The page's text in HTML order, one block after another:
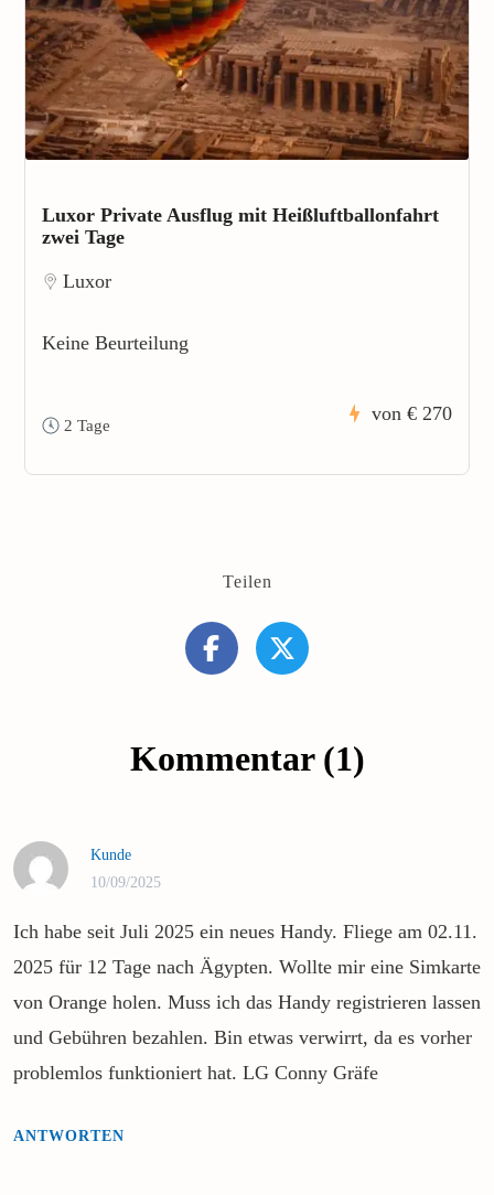
Luxor Private Ausflug mit Heißluftballonfahrt
zwei Tage
Luxor
Keine Beurteilung
2 Tage
von € 270
Teilen
Kommentar (1)
Kunde
10/09/2025
Ich habe seit Juli 2025 ein neues Handy. Fliege am 02.11.
2025 für 12 Tage nach Ägypten. Wollte mir eine Simkarte
von Orange holen. Muss ich das Handy registrieren lassen
und Gebühren bezahlen. Bin etwas verwirrt, da es vorher
problemlos funktioniert hat. LG Conny Gräfe
ANTWORTEN